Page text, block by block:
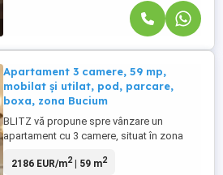
Apartament 3 camere, 59 mp,
mobilat și utilat, pod, parcare,
boxa, zona Bucium
BLITZ vă propune spre vânzare un
apartament cu 3 camere, situat în zona
de Bucium Mall și Carrefour Market, cu
2186 EUR/m2| 59 m2